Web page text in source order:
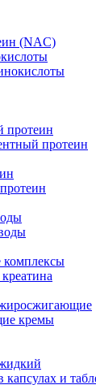
(NAC)
протеин
протеин
комплексы
кремы
и